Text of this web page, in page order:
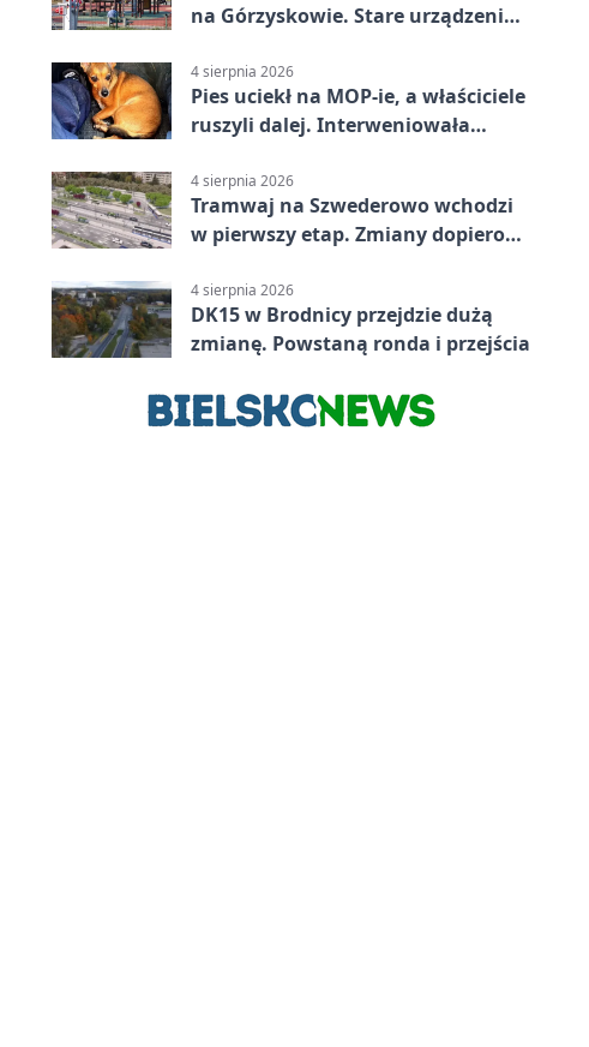
na Górzyskowie. Stare urządzenia
4 sierpnia 2026
Pies uciekł na MOP-ie, a właściciele
ruszyli dalej. Interweniowała
4 sierpnia 2026
Tramwaj na Szwederowo wchodzi
w pierwszy etap. Zmiany dopiero
4 sierpnia 2026
DK15 w Brodnicy przejdzie dużą
zmianę. Powstaną ronda i przejścia